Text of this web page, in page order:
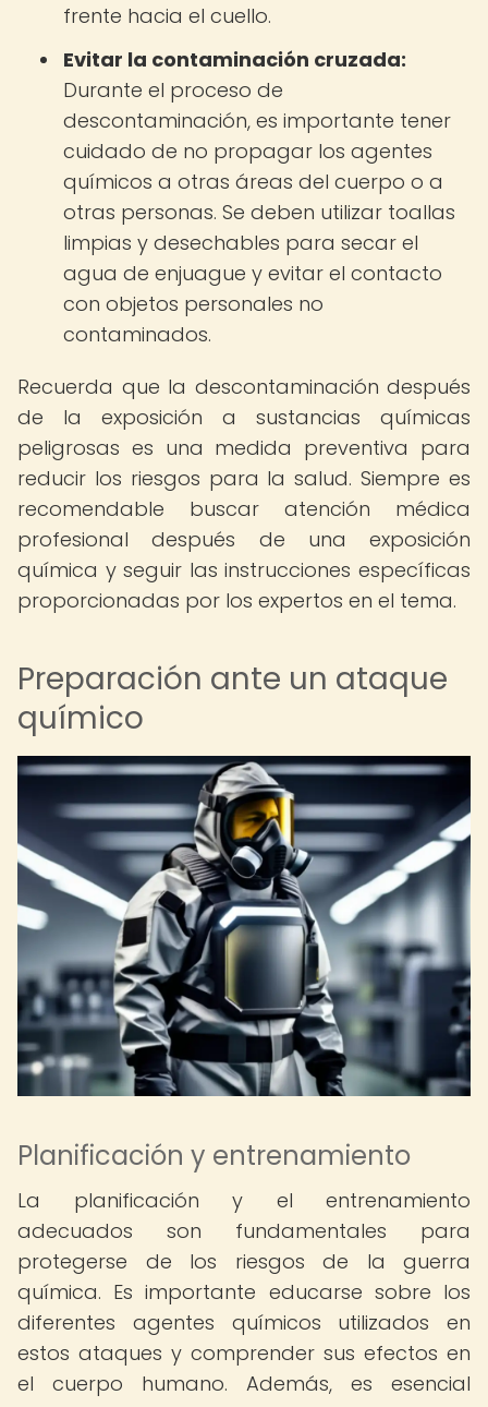
frente hacia el cuello.
Evitar la contaminación cruzada:
Durante el proceso de
descontaminación, es importante tener
cuidado de no propagar los agentes
químicos a otras áreas del cuerpo o a
otras personas. Se deben utilizar toallas
limpias y desechables para secar el
agua de enjuague y evitar el contacto
con objetos personales no
contaminados.
Recuerda que la descontaminación después
de la exposición a sustancias químicas
peligrosas es una medida preventiva para
reducir los riesgos para la salud. Siempre es
recomendable buscar atención médica
profesional después de una exposición
química y seguir las instrucciones específicas
proporcionadas por los expertos en el tema.
Preparación ante un ataque
químico
Planificación y entrenamiento
La planificación y el entrenamiento
adecuados son fundamentales para
protegerse de los riesgos de la guerra
química. Es importante educarse sobre los
diferentes agentes químicos utilizados en
estos ataques y comprender sus efectos en
el cuerpo humano. Además, es esencial